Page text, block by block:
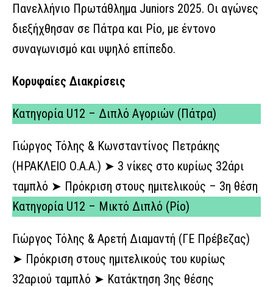
Πανελλήνιο Πρωτάθλημα Juniors 2025. Οι αγώνες
διεξήχθησαν σε Πάτρα και Ρίο, με έντονο
συναγωνισμό και υψηλό επίπεδο.
Κορυφαίες Διακρίσεις
Κατηγορία U12 – Διπλό Αγοριών (Πάτρα)
Γιώργος Τόλης & Κωνσταντίνος Πετράκης
(ΗΡΑΚΛΕΙΟ Ο.Α.Α.) ➤ 3 νίκες στο κυρίως 32άρι
ταμπλό ➤ Πρόκριση στους ημιτελικούς – 3η θέση
Κατηγορία U12 – Μικτό Διπλό (Ρίο)
Γιώργος Τόλης & Αρετή Διαμαντή (ΓΕ Πρέβεζας)
➤ Πρόκριση στους ημιτελικούς του κυρίως
32αριού ταμπλό ➤ Κατάκτηση 3ης θέσης